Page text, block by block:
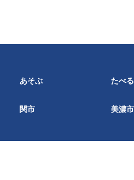
あそぶ たべる
関市 美濃市